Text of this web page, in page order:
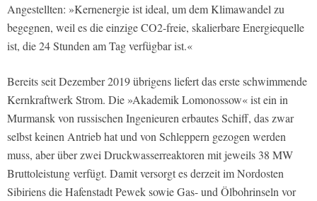
Angestellten: »Kernenergie ist ideal, um dem Klimawandel zu
begegnen, weil es die einzige CO2-freie, skalierbare Energiequelle
ist, die 24 Stunden am Tag verfügbar ist.«
Bereits seit Dezember 2019 übrigens liefert das erste schwimmende
Kernkraftwerk Strom. Die »Akademik Lomonossow« ist ein in
Murmansk von russischen Ingenieuren erbautes Schiff, das zwar
selbst keinen Antrieb hat und von Schleppern gezogen werden
muss, aber über zwei Druckwasserreaktoren mit jeweils 38 MW
Bruttoleistung verfügt. Damit versorgt es derzeit im Nordosten
Sibiriens die Hafenstadt Pewek sowie Gas- und Ölbohrinseln vor